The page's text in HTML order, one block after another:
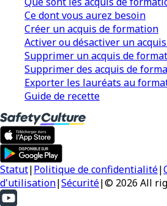
Ce dont vous aurez besoin
Créer un acquis de formation
Activer ou désactiver un
Supprimer un acquis de
Supprimer des acquis de
Exporter les lauréats au
Guide de recette
Statut|Politique de confidentialité|
d'utilisation|Sécurité|© 2026 All